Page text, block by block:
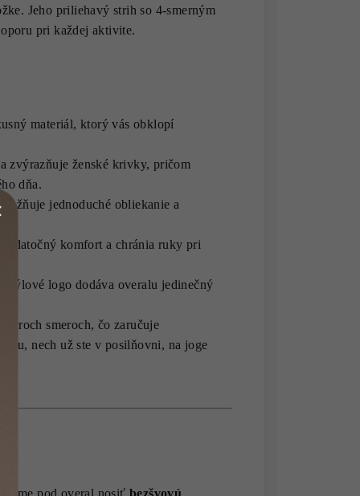
Jeho priliehavý strih so 4-smerným
pri každej aktivite.
materiál, ktorý vás obklopí
zvýrazňuje ženské krivky, pričom
dňa.
jednoduché obliekanie a
komfort a chránia ruky pri
štýlové logo dodáva overalu jedinečný
smeroch, čo zaručuje
nech už ste v posilňovni, na joge
pod overal nosiť bezšvovú